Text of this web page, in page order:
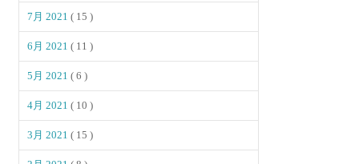
7月 2021( 15 )
6月 2021( 11 )
5月 2021( 6 )
4月 2021( 10 )
3月 2021( 15 )